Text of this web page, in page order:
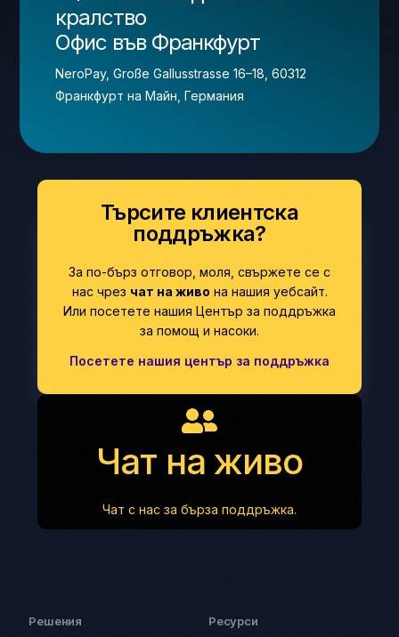
Офис във Франкфурт
NeroPay, Große Gallusstrasse 16–18, 60312
Франкфурт на Майн, Германия
Търсите клиентска
поддръжка?
За по-бърз отговор, моля, свържете се с
нас чрез чат на живо на нашия уебсайт.
Или посетете нашия Център за поддръжка
за помощ и насоки.
Посетете нашия център за поддръжка
Чат на живо
Чат с нас за бърза поддръжка.
Решения Ресурси